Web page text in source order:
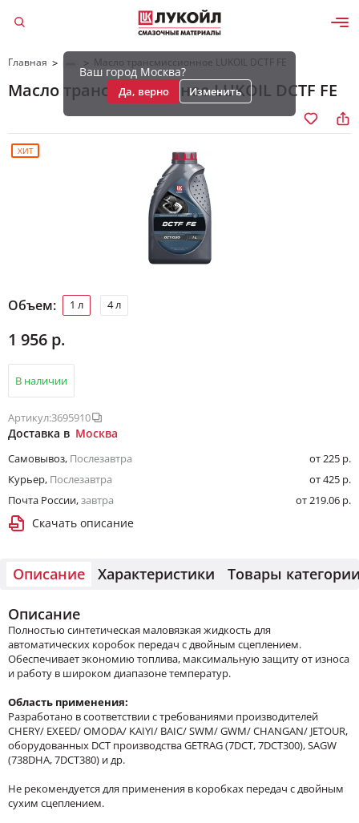
Ваш город Москва?
Да, верно Изменить
Главная > > Масло трансмиссионное LUKOIL DCTF FE
Масло трансмиссионное LUKOIL DCTF FE
ХИТ
Объем: 1 л 4 л
1 956 р.
В наличии
Артикул:3695910
Доставка в Москва
Самовывоз, Послезавтра
от 225 р.
Курьер, Послезавтра
от 425 р.
Почта России,завтра от 219.06 р.
Скачать описание
Описание Характеристики Товары
Описание
Полностью синтетическая маловязкая жидкость для
автоматических коробок передач с двойным сцеплением.
Обеспечивает экономию топлива, максимальную защиту от износа
и работу в широком диапазоне температур.
Область применения:
Разработано в соответствии с требованиями производителей
CHERY/ EXEED/ OMODA/ KAIYI/ BAIC/ SWM/ GWM/ CHANGAN/ JETOUR,
оборудованных DCT производства GETRAG (7DCT, 7DCT300), SAGW
(738DHA, 7DCT380) и др.
Не рекомендуется для применения в коробках передач с двойным
сухим сцеплением.